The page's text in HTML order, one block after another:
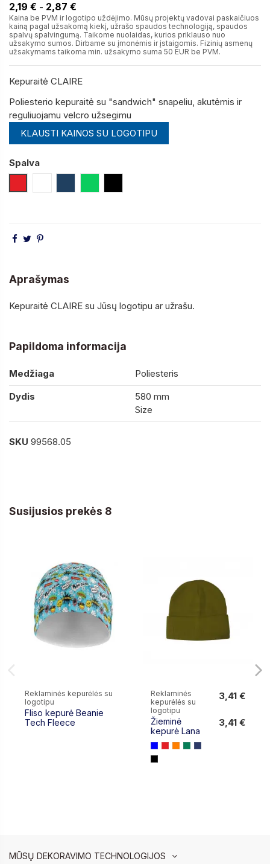
2,19 € - 2,87 €
Kaina be PVM ir logotipo uždėjimo. Mūsų projektų vadovai paskaičiuos
kainą pagal užsakomą kiekį, užrašo spaudos technologiją, spaudos
spalvų spalvingumą. Taikome nuolaidas, kurios priklauso nuo
užsakymo sumos. Dirbame su įmonėmis ir įstaigomis. Fizinių asmenų
užsakymams taikoma min. užsakymo suma 50 EUR be PVM.
Kepuraitė CLAIRE
Poliesterio kepuraitė su "sandwich" snapeliu, akutėmis ir
reguliuojamu velcro užsegimu
KLAUSTI KAINOS SU LOGOTIPU
Spalva
Aprašymas
Kepuraitė CLAIRE su Jūsų logotipu ar užrašu.
Papildoma informacija
Medžiaga
Poliesteris
Dydis
580 mm
Size
SKU 99568.05
Susijusios prekės 8
Reklaminės kepurėlės su
logotipu
Fliso kepurė Beanie
Tech Fleece
Reklaminės
kepurėlės su
logotipu
Žieminė
kepurė Lana
3,41 €
3,41 €
MŪSŲ DEKORAVIMO TECHNOLOGIJOS